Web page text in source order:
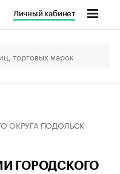
Личный кабинет
ОКРУГА ПОДОЛЬСК
ГОРОДСКОГО